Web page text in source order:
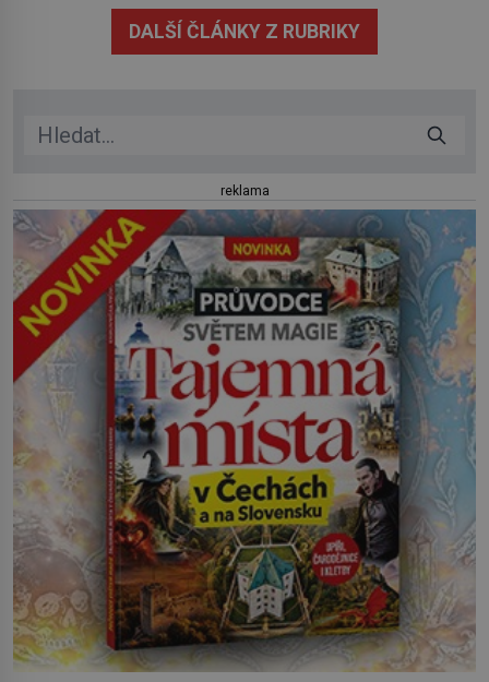
lidstvo pracovalo. Chrání strom před infekcí, hmyzem a
vysycháním. Dá se říct, že je to přírodní […]
DALŠÍ ČLÁNKY Z RUBRIKY
reklama